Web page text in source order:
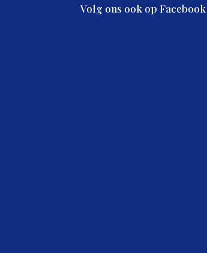
Volg ons ook op Facebook